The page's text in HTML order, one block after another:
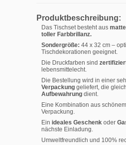
Produktbeschreibung:
Das Tischset besteht aus
toller Farbbrillanz.
Sondergröße: 44 x 32 cm –
Tischdekorationen geeignet.
Die Druckfarben sind
lebensmittelecht.
Die Bestellung wird in einer
Verpackung geliefert, die
Aufbewahrung dient.
Eine Kombination aus
Verpackung.
Ein ideales Geschenk oder
nächste Einladung.
Umweltfreundlich und 100%